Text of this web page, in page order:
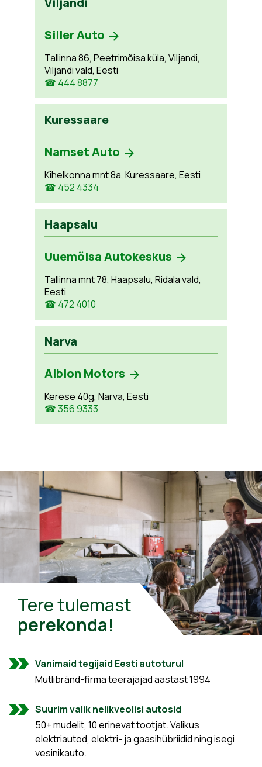
Siller Auto
Tallinna 86, Peetrimõisa küla, Viljandi,
Viljandi vald, Eesti
☎ 444 8877
Kuressaare
Namset Auto
Kihelkonna mnt 8a, Kuressaare, Eesti
☎ 452 4334
Haapsalu
Uuemõisa Autokeskus
Tallinna mnt 78, Haapsalu, Ridala vald,
Eesti
☎ 472 4010
Narva
Albion Motors
Kerese 40g, Narva, Eesti
☎ 356 9333
Tere tulemast
perekonda!
Vanimaid tegijaid Eesti autoturul
Mutlibränd-firma teerajajad aastast 1994
Suurim valik nelikveolisi autosid
50+ mudelit, 10 erinevat tootjat. Valikus
elektriautod, elektri- ja gaasihübriidid ning isegi
vesinikauto.